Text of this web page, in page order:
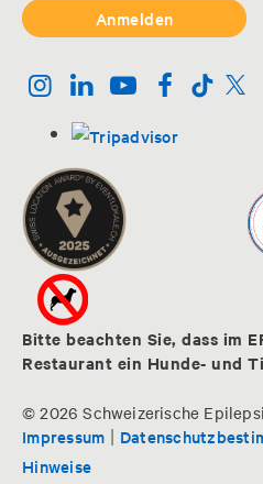
Bitte beachten Sie, dass im
Restaurant ein Hunde- und
© 2026 Schweizerische
Impressum |
Hinweise